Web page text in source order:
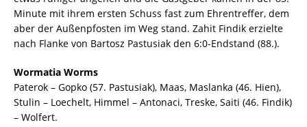
Minute mit ihrem ersten Schuss fast zum Ehrentreffer, dem
aber der Außenpfosten im Weg stand. Zahit Findik erzielte
nach Flanke von Bartosz Pastusiak den 6:0-Endstand (88.).
Wormatia Worms
Paterok – Gopko (57. Pastusiak), Maas, Maslanka (46. Hien),
Stulin – Loechelt, Himmel – Antonaci, Treske, Saiti (46. Findik)
– Wolfert.